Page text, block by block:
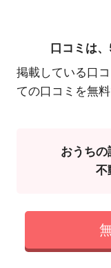
口コミは、
掲載している口
ての口コミを無
おうちの
不